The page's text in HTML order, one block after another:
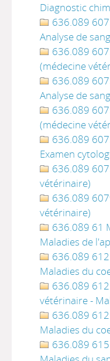
Diagnostic
636.089
Analyse de sang
636.089
(médecine
636.089
Analyse de sang
636.089
(médecine
636.089
Examen
636.089
vétérinaire)
636.089
vétérinaire)
636.089 61
Maladies de
636.089
Maladies du
636.089
vétérinaire -
636.089
Maladies du
636.089